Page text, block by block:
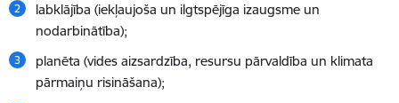
labklājība (iekļaujoša un ilgtspējīga izaugsme un
nodarbinātība);
planēta (vides aizsardzība, resursu pārvaldība un klimata
pārmaiņu risināšana);